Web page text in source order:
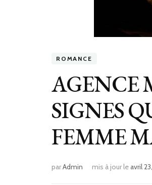
ROMANCE
AGENCE
SIGNES
FEMME
parAdmin mis à jour leavril